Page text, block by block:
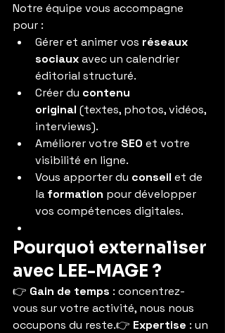
Notre équipe vous accompagne
pour :
Gérer et animer vos réseaux
sociaux avec un calendrier
éditorial structuré.
Créer du contenu
original (textes, photos, vidéos,
interviews).
Améliorer votre SEO et votre
visibilité en ligne.
Vous apporter du conseil et de
la formation pour développer
vos compétences digitales.
Pourquoi externaliser
avec LEE-MAGE ?
👉 Gain de temps : concentrez-
vous sur votre activité, nous nous
occupons du reste.👉 Expertise : un